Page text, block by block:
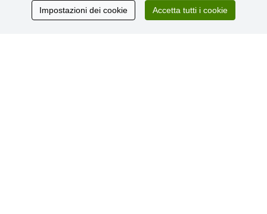
» Garanzia e resi
» Programma fedeltà
Impostazioni dei cookie Accetta tutti i cookie